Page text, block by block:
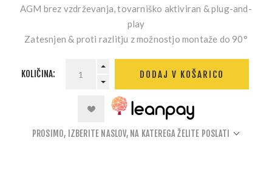
AGM brez vzdrževanja, tovarniško aktiviran & plug-and-
play
Zatesnjen & proti razlitju z možnostjo montaže do90°
KOLIČINA: DODAJ V KOŠARICO
PROSIMO, IZBERITE NASLOV, NA KATEREGA ŽELITE POSLATI